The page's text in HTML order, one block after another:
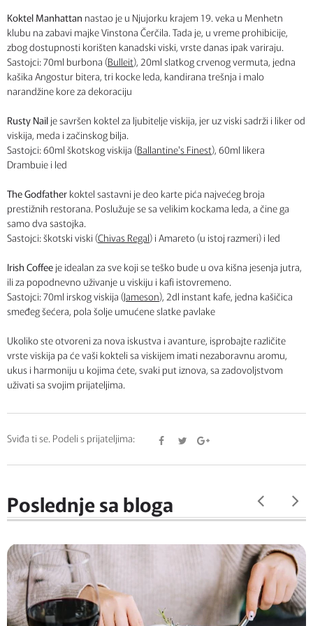
Koktel Manhattan nastao je u Njujorku krajem 19. veka u Menhetn
klubu na zabavi majke Vinstona Čerčila. Tada je, u vreme prohibicije,
zbog dostupnosti korišten kanadski viski, vrste danas ipak variraju.
Sastojci: 70ml burbona (Bulleit), 20ml slatkog crvenog vermuta, jedna
kašika Angostur bitera, tri kocke leda, kandirana trešnja i malo
narandžine kore za dekoraciju
Rusty Nail je savršen koktel za ljubitelje viskija, jer uz viski sadrži i liker od
viskija, meda i začinskog bilja.
Sastojci: 60ml škotskog viskija (Ballantine's Finest), 60ml likera
Drambuie i led
The Godfather koktel sastavni je deo karte pića najvećeg broja
prestižnih restorana. Poslužuje se sa velikim kockama leda, a čine ga
samo dva sastojka.
Sastojci: škotski viski (Chivas Regal) i Amareto (u istoj razmeri) i led
Irish Coffee je idealan za sve koji se teško bude u ova kišna jesenja jutra,
ili za popodnevno uživanje u viskiju i kafi istovremeno.
Sastojci: 70ml irskog viskija (Jameson), 2dl instant kafe, jedna kašičica
smeđeg šećera, pola šolje umućene slatke pavlake
Ukoliko ste otvoreni za nova iskustva i avanture, isprobajte različite
vrste viskija pa će vaši kokteli sa viskijem imati nezaboravnu aromu,
ukus i harmoniju u kojima ćete, svaki put iznova, sa zadovoljstvom
uživati sa svojim prijateljima.
Sviđa ti se. Podeli s prijateljima:
Poslednje sa bloga